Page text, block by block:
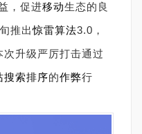
，促进移动生态的良
推出惊雷算法3.0，
次升级严厉打击通过
搜索排序的作弊行